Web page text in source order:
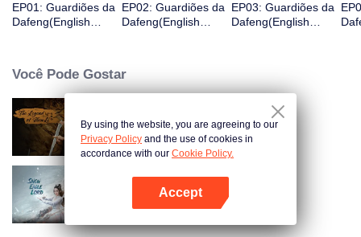
Abra o programa
EP01: Guardiões da
Dafeng(English
EP02: Guardiões da
Dafeng(English
EP03: Guardiões da
Dafeng(English
Você Pode Gostar
A Lenda de Shen Li
Senhor Águia da Neve
By using the website, you are agreeing to our
Privacy Policy and the use of cookies in
accordance with our Cookie Policy.
Accept